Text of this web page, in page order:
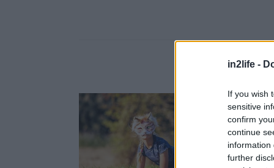
in2life -
If you wish
sensitive
confirm
continue
information
further